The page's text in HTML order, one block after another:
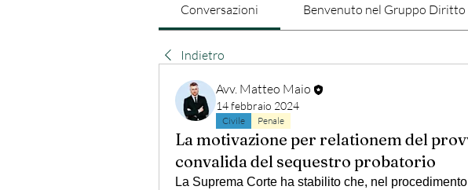
Conversazioni Benvenuto nel Gruppo Diritto
Indietro
Avv. Matteo Maio
14 febbraio 2024
Civile Penale
La motivazione per relationem del
convalida del sequestro probatorio
La Suprema Corte ha stabilito che, nel